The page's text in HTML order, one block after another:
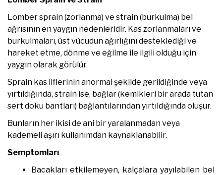
Lomber sprain (zorlanma) ve strain (burkulma) bel
ağrısının en yaygın nedenleridir. Kas zorlanmaları ve
burkulmaları, üst vücudun ağırlığını desteklediği ve
hareket etme, dönme ve eğilme ile ilgili olduğu için
yaygın olarak görülür.
Sprain kas liflerinin anormal şekilde gerildiğinde veya
yırtıldığında, strain ise, bağlar (kemikleri bir arada tutan
sert doku bantları) bağlantılarından yırtıldığında oluşur.
Bunların her ikisi de ani bir yaralanmadan veya
kademeli aşırı kullanımdan kaynaklanabilir.
Semptomları
Bacakları etkilemeyen, kalçalara yayılabilen bel